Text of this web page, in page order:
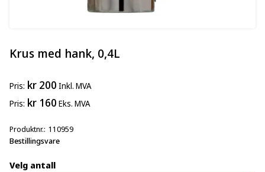
Krus med hank, 0,4L
Pris kr 200 Inkl. MVA
Pris kr 160 Eks. MVA
Produktnr. 110959
Bestillingsvare
Velg antall